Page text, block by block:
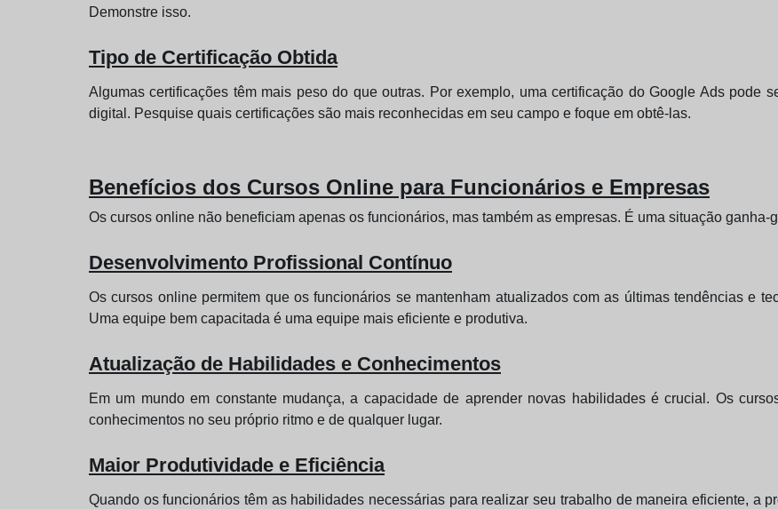
Demonstre isso.
Tipo de Certificação Obtida
Algumas certificações têm mais peso do que outras. Por exemplo, uma certificação do Google Ads pode
digital. Pesquise quais certificações são mais reconhecidas em seu campo e foque em obtê-las.
Benefícios dos Cursos Online para Funcionários e Empresas
Os cursos online não beneficiam apenas os funcionários, mas também as empresas. É uma situação ganha-
Desenvolvimento Profissional Contínuo
Os cursos online permitem que os funcionários se mantenham atualizados com as últimas tendências e
Uma equipe bem capacitada é uma equipe mais eficiente e produtiva.
Atualização de Habilidades e Conhecimentos
Em um mundo em constante mudança, a capacidade de aprender novas habilidades é crucial. Os
conhecimentos no seu próprio ritmo e de qualquer lugar.
Maior Produtividade e Eficiência
Quando os funcionários têm as habilidades necessárias para realizar seu trabalho de maneira eficiente, a